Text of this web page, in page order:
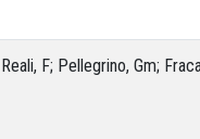
F; Pellegrino, Gm;